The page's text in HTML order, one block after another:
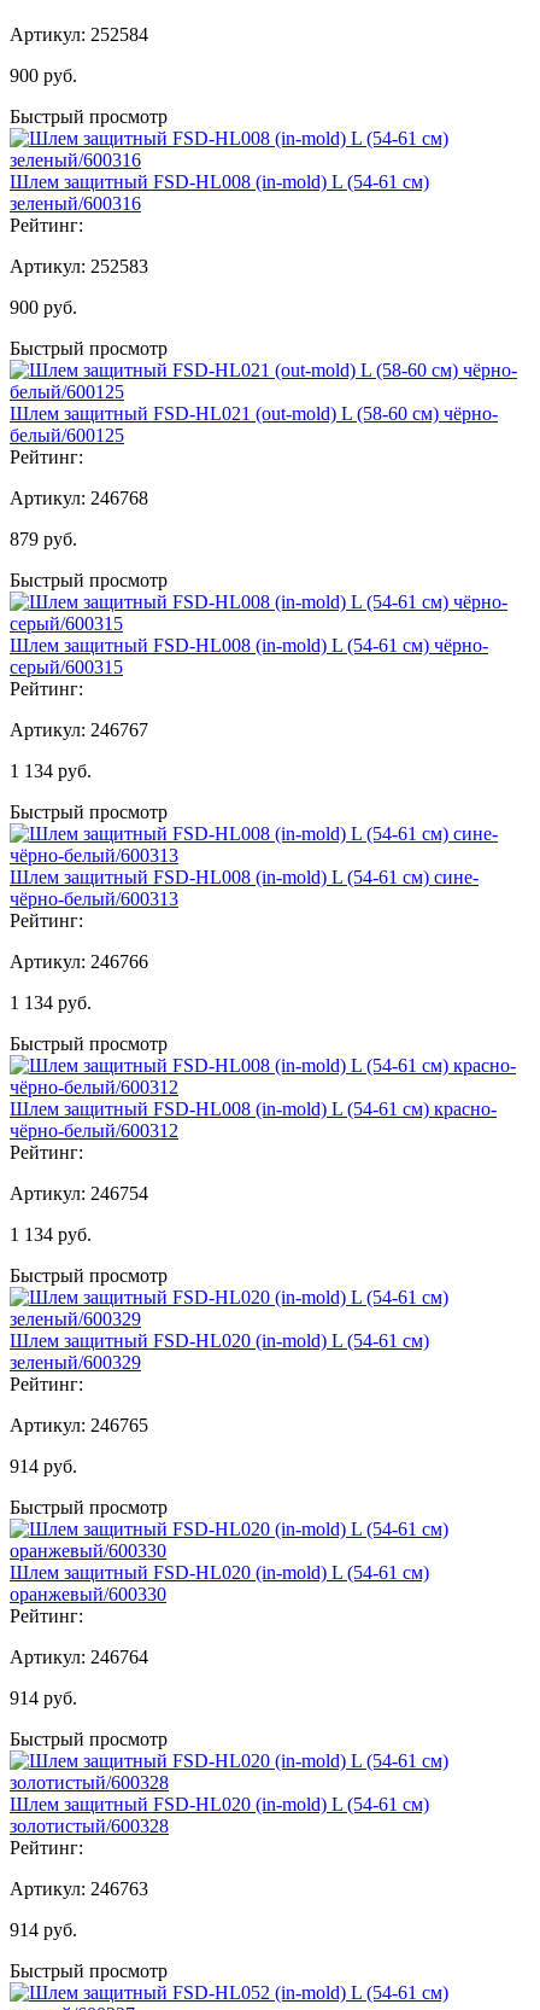
Артикул: 252584
900 руб.
Быстрый просмотр
Шлем защитный FSD-HL008 (in-mold) L (54-61 см)
зеленый/600316
Рейтинг:
Артикул: 252583
900 руб.
Быстрый просмотр
Шлем защитный FSD-HL021 (out-mold) L (58-60 см) чёрно-
белый/600125
Рейтинг:
Артикул: 246768
879 руб.
Быстрый просмотр
Шлем защитный FSD-HL008 (in-mold) L (54-61 см) чёрно-
серый/600315
Рейтинг:
Артикул: 246767
1 134 руб.
Быстрый просмотр
Шлем защитный FSD-HL008 (in-mold) L (54-61 см) сине-
чёрно-белый/600313
Рейтинг:
Артикул: 246766
1 134 руб.
Быстрый просмотр
Шлем защитный FSD-HL008 (in-mold) L (54-61 см) красно-
чёрно-белый/600312
Рейтинг:
Артикул: 246754
1 134 руб.
Быстрый просмотр
Шлем защитный FSD-HL020 (in-mold) L (54-61 см)
зеленый/600329
Рейтинг:
Артикул: 246765
914 руб.
Быстрый просмотр
Шлем защитный FSD-HL020 (in-mold) L (54-61 см)
оранжевый/600330
Рейтинг:
Артикул: 246764
914 руб.
Быстрый просмотр
Шлем защитный FSD-HL020 (in-mold) L (54-61 см)
золотистый/600328
Рейтинг:
Артикул: 246763
914 руб.
Быстрый просмотр